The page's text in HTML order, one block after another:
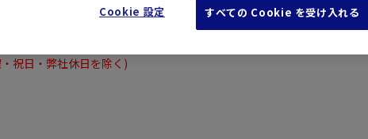
せください。
日曜・祝日・弊社休日を除く翌々営業日になる場合がございます。
します。
祝日・弊社休日を除く)
Cookie 設定 すべての Cookie を受け入れる